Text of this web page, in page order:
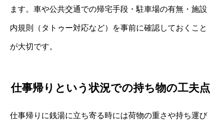
ます。車や公共交通での帰宅手段・駐車場の有無・施設
内規則（タトゥー対応など）を事前に確認しておくこと
が大切です。
仕事帰りという状況での持ち物の工夫点
仕事帰りに銭湯に立ち寄る時には荷物の重さや持ち運び